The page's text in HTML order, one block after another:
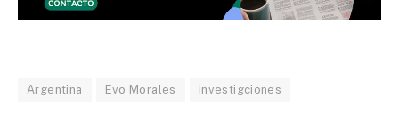
Argentina Evo Morales investigciones